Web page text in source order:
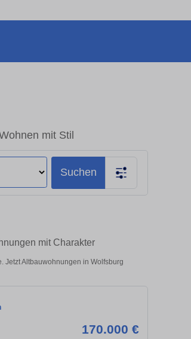
mit Stil
Suchen
mit Charakter
Jetzt Altbauwohnungen in Wolfsburg
170.000 €